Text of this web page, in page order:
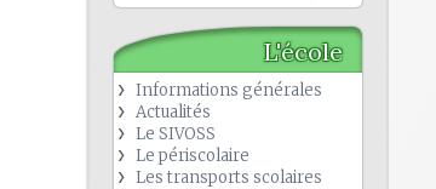
L'école
Informations générales
Actualités
Le SIVOSS
Le périscolaire
Les transports scolaires